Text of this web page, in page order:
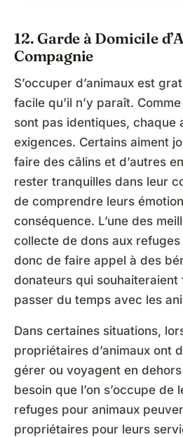
12. Garde à Domicile
Compagnie
S’occuper d’animaux est
facile qu’il n’y paraît.
sont pas identiques, chaque
exigences. Certains aiment
faire des câlins et d’autres
rester tranquilles dans leur
de comprendre leurs
conséquence. L’une des
collecte de dons aux
donc de faire appel à des
donateurs qui
passer du temps avec les
Dans certaines situations,
propriétaires d’animaux ont
gérer ou voyagent en
besoin que l’on s’occupe de
refuges pour animaux
propriétaires pour leurs